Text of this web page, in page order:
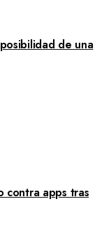
de una
contra apps tras